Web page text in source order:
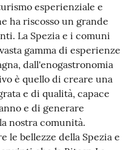
esperienziale e
ha riscosso un grande
La Spezia e i comuni
gamma di esperienze
dall'enogastronomia
è quello di creare una
e di qualità, capace
e di generare
nostra comunità.
le bellezze della Spezia e